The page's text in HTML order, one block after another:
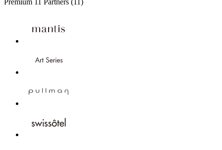
Premium 11 Partners (11)